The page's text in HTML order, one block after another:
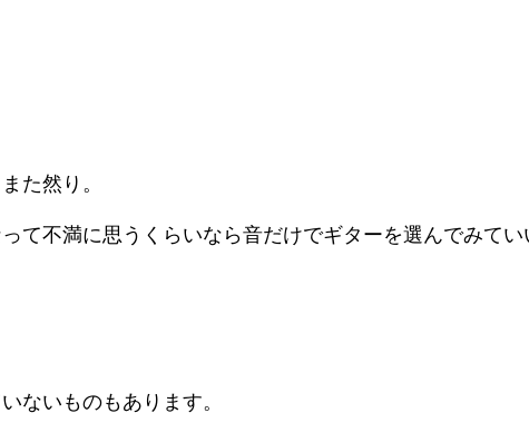
た然り。
て不満に思うくらいなら音だけでギターを選んでみてい
ないものもあります。